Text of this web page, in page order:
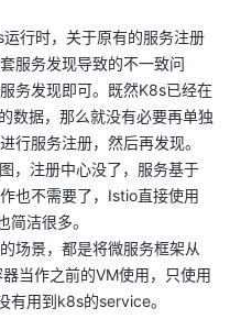
行时，关于原有的服务注册
服务发现导致的不一致问
务发现即可。既然K8s已经在
数据，那么就没有必要再单独
行服务注册，然后再发现。
，注册中心没了，服务基于
也不需要了，Istio直接使用
洁很多。
场景，都是将微服务框架从
当作之前的VM使用，只使用
有用到k8s的service。